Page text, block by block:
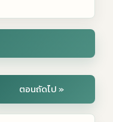
ตอนถัดไป »